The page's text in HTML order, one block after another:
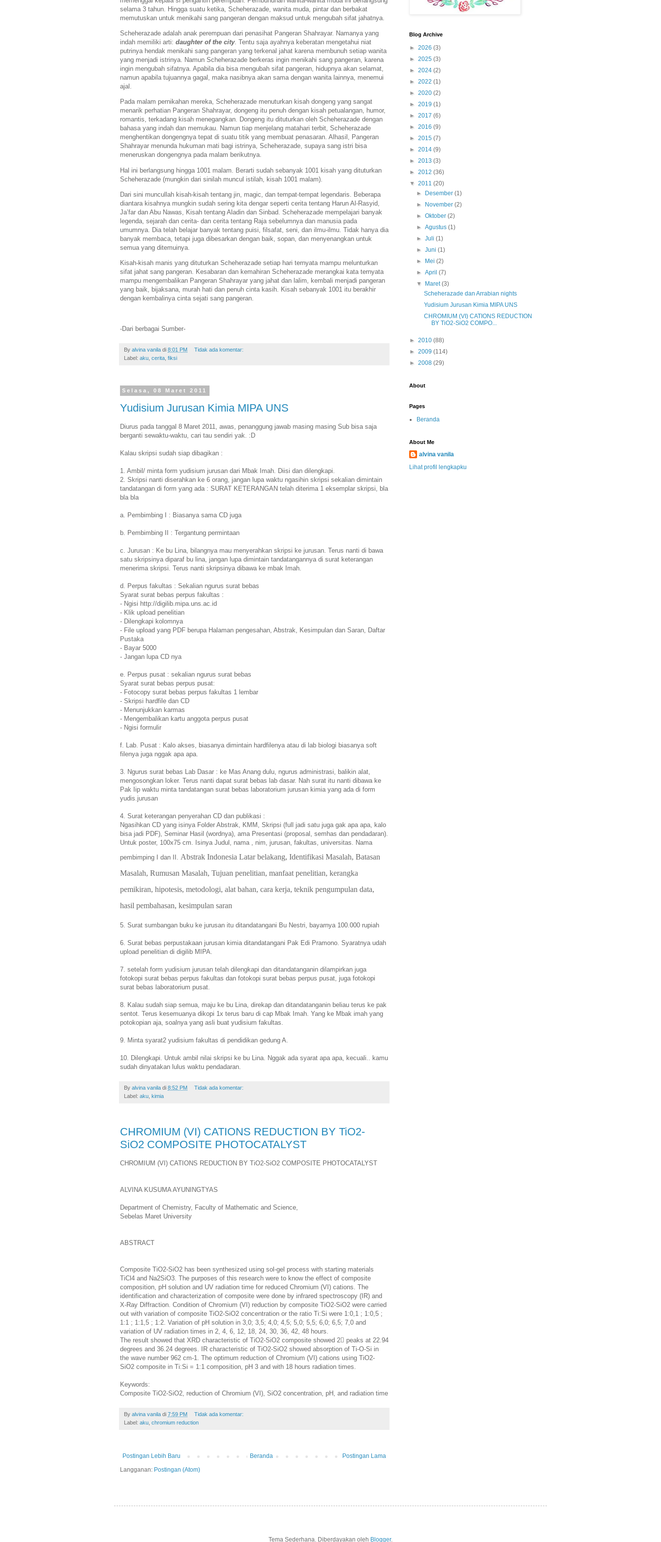
selama 3 tahun. Hingga suatu ketika, Scheherazade, wanita muda, pintar dan berbakat
memutuskan untuk menikahi sang pangeran dengan maksud untuk mengubah sifat jahatnya.
Scheherazade adalah anak perempuan dari penasihat Pangeran Shahrayar. Namanya yang
indah memiliki arti: daughter of the city. Tentu saja ayahnya keberatan mengetahui niat
putrinya hendak menikahi sang pangeran yang terkenal jahat karena membunuh setiap wanita
yang menjadi istrinya. Namun Scheherazade berkeras ingin menikahi sang pangeran, karena
ingin mengubah sifatnya. Apabila dia bisa mengubah sifat pangeran, hidupnya akan selamat,
namun apabila tujuannya gagal, maka nasibnya akan sama dengan wanita lainnya, menemui
ajal.
Pada malam pernikahan mereka, Scheherazade menuturkan kisah dongeng yang sangat
menarik perhatian Pangeran Shahrayar, dongeng itu penuh dengan kisah petualangan, humor,
romantis, terkadang kisah menegangkan. Dongeng itu dituturkan oleh Scheherazade dengan
bahasa yang indah dan memukau. Namun tiap menjelang matahari terbit, Scheherazade
menghentikan dongengnya tepat di suatu titik yang membuat penasaran. Alhasil, Pangeran
Shahrayar menunda hukuman mati bagi istrinya, Scheherazade, supaya sang istri bisa
meneruskan dongengnya pada malam berikutnya.
Hal ini berlangsung hingga 1001 malam. Berarti sudah sebanyak 1001 kisah yang dituturkan
Scheherazade (mungkin dari sinilah muncul istilah, kisah 1001 malam).
Dari sini muncullah kisah-kisah tentang jin, magic, dan tempat-tempat legendaris. Beberapa
diantara kisahnya mungkin sudah sering kita dengar seperti cerita tentang Harun Al-Rasyid,
Ja’far dan Abu Nawas, Kisah tentang Aladin dan Sinbad. Scheherazade mempelajari banyak
legenda, sejarah dan cerita- dan cerita tentang Raja sebelumnya dan manusia pada
umumnya. Dia telah belajar banyak tentang puisi, filsafat, seni, dan ilmu-ilmu. Tidak hanya dia
banyak membaca, tetapi juga dibesarkan dengan baik, sopan, dan menyenangkan untuk
semua yang ditemuinya.
Kisah-kisah manis yang dituturkan Scheherazade setiap hari ternyata mampu melunturkan
sifat jahat sang pangeran. Kesabaran dan kemahiran Scheherazade merangkai kata ternyata
mampu mengembalikan Pangeran Shahrayar yang jahat dan lalim, kembali menjadi pangeran
yang baik, bijaksana, murah hati dan penuh cinta kasih. Kisah sebanyak 1001 itu berakhir
dengan kembalinya cinta sejati sang pangeran.
-Dari berbagai Sumber-
By alvina vanila di 8:01 PM
Tidak ada komentar:
Label: aku cerita fiksi
Selasa, 08 Maret 2011
Yudisium Jurusan Kimia MIPA UNS
Diurus pada tanggal 8 Maret 2011, awas, penanggung jawab masing masing Sub bisa saja
berganti sewaktu-waktu, cari tau sendiri yak. :D
Kalau skripsi sudah siap dibagikan :
1. Ambil/ minta form yudisium jurusan dari Mbak Imah. Diisi dan dilengkapi.
2. Skripsi nanti diserahkan ke 6 orang, jangan lupa waktu ngasihin skripsi sekalian dimintain
tandatangan di form yang ada : SURAT KETERANGAN telah diterima 1 eksemplar skripsi, bla
bla bla
a. Pembimbing I : Biasanya sama CD juga
b. Pembimbing II : Tergantung permintaan
c. Jurusan : Ke bu Lina, bilangnya mau menyerahkan skripsi ke jurusan. Terus nanti di bawa
satu skripsinya diparaf bu lina, jangan lupa dimintain tandatangannya di surat keterangan
menerima skripsi. Terus nanti skripsinya dibawa ke mbak Imah.
d. Perpus fakultas : Sekalian ngurus surat bebas
Syarat surat bebas perpus fakultas :
- Ngisi http://digilib.mipa.uns.ac.id
- Klik upload penelitian
- Dilengkapi kolomnya
- File upload yang PDF berupa Halaman pengesahan, Abstrak, Kesimpulan dan Saran, Daftar
Pustaka
- Bayar 5000
- Jangan lupa CD nya
e. Perpus pusat : sekalian ngurus surat bebas
Syarat surat bebas perpus pusat:
- Fotocopy surat bebas perpus fakultas 1 lembar
- Skripsi hardfile dan CD
- Menunjukkan karmas
- Mengembalikan kartu anggota perpus pusat
- Ngisi formulir
f. Lab. Pusat : Kalo akses, biasanya dimintain hardfilenya atau di lab biologi biasanya soft
filenya juga nggak apa apa.
3. Ngurus surat bebas Lab Dasar : ke Mas Anang dulu, ngurus administrasi, balikin alat,
mengosongkan loker. Terus nanti dapat surat bebas lab dasar. Nah surat itu nanti dibawa ke
Pak Iip waktu minta tandatangan surat bebas laboratorium jurusan kimia yang ada di form
yudis.jurusan
4. Surat keterangan penyerahan CD dan publikasi :
Ngasihkan CD yang isinya Folder Abstrak, KMM, Skripsi (full jadi satu juga gak apa apa, kalo
bisa jadi PDF), Seminar Hasil (wordnya), ama Presentasi (proposal, semhas dan pendadaran).
Untuk poster, 100x75 cm. Isinya Judul, nama , nim, jurusan, fakultas, universitas. Nama
pembimping I dan II. Abstrak Indonesia Latar belakang, Identifikasi Masalah, Batasan
Masalah, Rumusan Masalah, Tujuan penelitian, manfaat penelitian, kerangka
pemikiran, hipotesis, metodologi, alat bahan, cara kerja, teknik pengumpulan data,
hasil pembahasan, kesimpulan saran
5. Surat sumbangan buku ke jurusan itu ditandatangani Bu Nestri, bayarnya 100.000 rupiah
6. Surat bebas perpustakaan jurusan kimia ditandatangani Pak Edi Pramono. Syaratnya udah
upload penelitian di digilib MIPA.
7. setelah form yudisium jurusan telah dilengkapi dan ditandatanganin dilampirkan juga
fotokopi surat bebas perpus fakultas dan fotokopi surat bebas perpus pusat, juga fotokopi
surat bebas laboratorium pusat.
8. Kalau sudah siap semua, maju ke bu Lina, direkap dan ditandatanganin beliau terus ke pak
sentot. Terus kesemuanya dikopi 1x terus baru di cap Mbak Imah. Yang ke Mbak imah yang
potokopian aja, soalnya yang asli buat yudisium fakultas.
9. Minta syarat2 yudisium fakultas di pendidikan gedung A.
10. Dilengkapi. Untuk ambil nilai skripsi ke bu Lina. Nggak ada syarat apa apa, kecuali.. kamu
sudah dinyatakan lulus waktu pendadaran.
By alvina vanila di 8:52 PM
Tidak ada komentar:
Label: aku kimia
CHROMIUM (VI) CATIONS REDUCTION BY TiO2-
SiO2 COMPOSITE PHOTOCATALYST
CHROMIUM (VI) CATIONS REDUCTION BY TiO2-SiO2 COMPOSITE PHOTOCATALYST
ALVINA KUSUMA AYUNINGTYAS
Department of Chemistry, Faculty of Mathematic and Science,
Sebelas Maret University
ABSTRACT
Composite TiO2-SiO2 has been synthesized using sol-gel process with starting materials
TiCl4 and Na2SiO3. The purposes of this research were to know the effect of composite
composition, pH solution and UV radiation time for reduced Chromium (VI) cations. The
identification and characterization of composite were done by infrared spectroscopy (IR) and
X-Ray Diffraction. Condition of Chromium (VI) reduction by composite TiO2-SiO2 were carried
out with variation of composite TiO2-SiO2 concentration or the ratio Ti:Si were 1:0,1 ; 1:0,5 ;
1:1 ; 1:1,5 ; 1:2. Variation of pH solution in 3,0; 3,5; 4,0; 4,5; 5,0; 5,5; 6,0; 6,5; 7,0 and
variation of UV radiation times in 2, 4, 6, 12, 18, 24, 30, 36, 42, 48 hours.
The result showed that XRD characteristic of TiO2-SiO2 composite showed 2 peaks at 22.94
degrees and 36.24 degrees. IR characteristic of TiO2-SiO2 showed absorption of Ti-O-Si in
the wave number 962 cm-1. The optimum reduction of Chromium (VI) cations using TiO2-
SiO2 composite in Ti:Si = 1:1 composition, pH 3 and with 18 hours radiation times.
Keywords:
Composite TiO2-SiO2, reduction of Chromium (VI), SiO2 concentration, pH, and radiation time
By alvina vanila di 7:59 PM
Tidak ada komentar:
Label: aku chromium reduction
Postingan Lebih Baru Postingan Lama
Beranda
Langganan: Postingan (Atom)
Blog Archive
► 2026 (3)
► 2025 (3)
► 2024 (2)
► 2022 (1)
► 2020 (2)
► 2019 (1)
► 2017 (6)
► 2016 (9)
► 2015 (7)
► 2014 (9)
► 2013 (3)
► 2012 (36)
▼ 2011 (20)
►
Desember(1)
►
November(2)
►Oktober(2)
►Agustus(1)
►Juli(1)
►Juni(1)
►
Mei(2)
►April(7)
▼
Maret(3)
Scheherazade dan Arrabian nights
Yudisium Jurusan Kimia MIPA UNS
CHROMIUM (VI) CATIONS REDUCTION
BY TiO2-SiO2 COMPO...
► 2010 (88)
► 2009 (114)
► 2008 (29)
About
Pages
Beranda
About Me
alvina vanila
Lihat profil lengkapku
Tema Sederhana. Diberdayakan oleh Blogger.